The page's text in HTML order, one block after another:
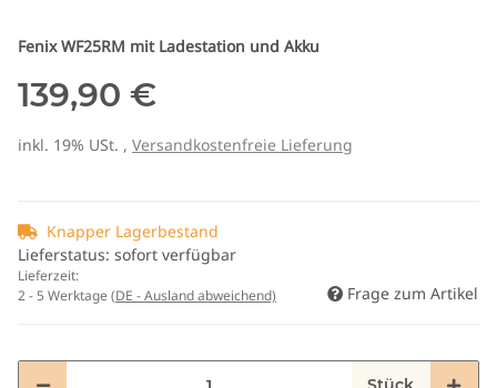
Fenix WF25RM mit Ladestation und Akku
139,90 €
inkl. 19% USt. , Versandkostenfreie Lieferung
Knapper Lagerbestand
Lieferstatus: sofort verfügbar
Lieferzeit:
2 - 5 Werktage (DE - Ausland abweichend) Frage zum Artikel